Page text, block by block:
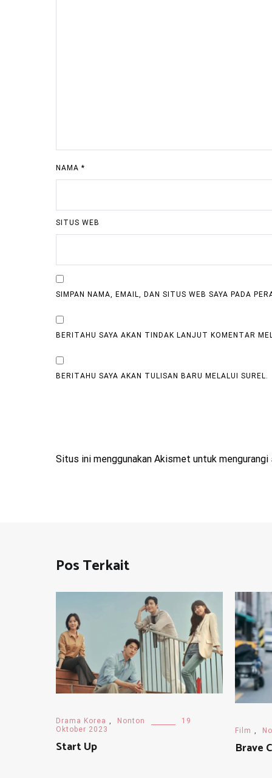
NAMA *
SITUS WEB
SIMPAN NAMA, EMAIL, DAN SITUS WEB SAYA PADA
BERITAHU SAYA AKAN TINDAK LANJUT KOMENTAR
BERITAHU SAYA AKAN TULISAN BARU MELALUI SUREL.
Situs ini menggunakan Akismet untuk
Pos Terkait
Drama Korea , Nonton
19
Oktober 2023
Start Up
Film ,
Brave